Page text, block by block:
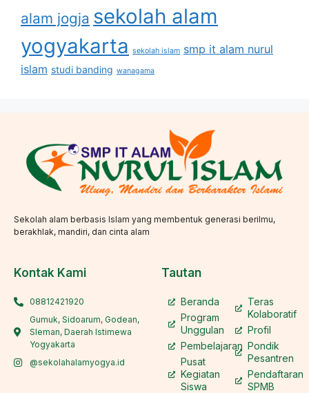
alam jogja sekolah alam
yogyakarta sekolah islam smp it alam nurul
islam studi banding wanagama
Sekolah alam berbasis Islam yang membentuk generasi berilmu,
berakhlak, mandiri, dan cinta alam
Kontak Kami
08812421920
Gumuk, Sidoarum, Godean,
Sleman, Daerah Istimewa
Yogyakarta
@sekolahalamyogya.id
Tautan
Beranda
Program
Unggulan
Pembelajaran
Pusat
Kegiatan
Siswa
Teras
Kolaboratif
Profil
Pondik
Pesantren
Pendaftaran
SPMB